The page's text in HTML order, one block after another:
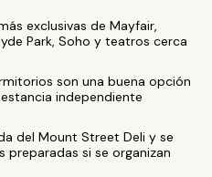
exclusivas de Mayfair,
Park, Soho y teatros cerca
son una buena opción
independiente
del Mount Street Deli y se
si se organizan